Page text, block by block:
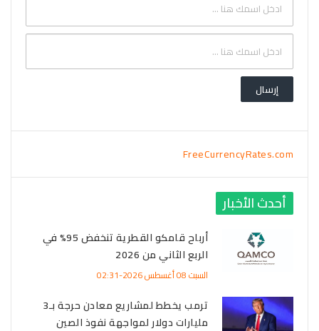
FreeCurrencyRates.com
أحدث الأخبار
أرباح قامكو القطرية تنخفض 95% في
الربع الثاني من 2026
السبت 08 أغسطس 2026-02:31
ترمب يخطط لمشاريع معادن حرجة بـ3
مليارات دولار لمواجهة نفوذ الصين